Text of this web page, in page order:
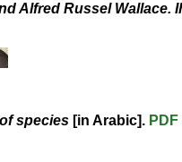
Alfred Russel
species [in Arabic]. PDF